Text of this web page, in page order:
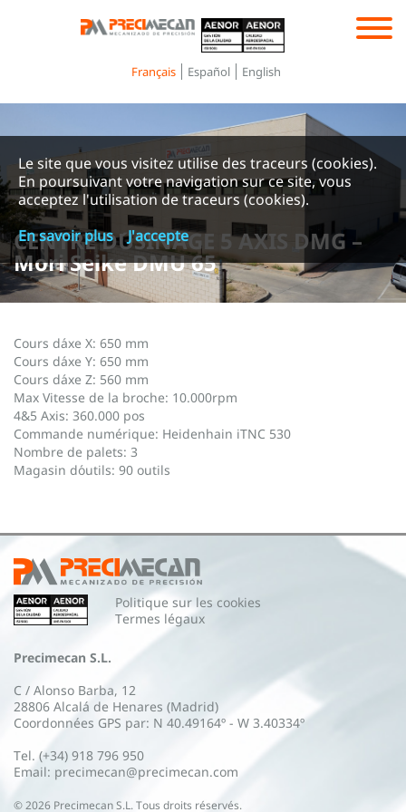
Français Español English
CENTRE D´USINAGE 5 AXIS DMG –
Mori Seike DMU 65
Cours d´axe X: 650 mm
Cours d´axe Y: 650 mm
Cours d´axe Z: 560 mm
Max Vitesse de la broche: 10.000rpm
4&5 Axis: 360.000 pos
Commande numérique: Heidenhain iTNC 530
Nombre de palets: 3
Magasin d´outils: 90 outils
Politique sur les cookies
Termes légaux
Precimecan S.L.
C / Alonso Barba, 12
28806 Alcalá de Henares (Madrid)
Coordonnées GPS par: N 40.49164º - W 3.40334º
Tel. (+34) 918 796 950
Email: precimecan@precimecan.com
©2026 Precimecan S.L. Tous droits réservés.
Le site que vous visitez utilise des traceurs (cookies).
En poursuivant votre navigation sur ce site, vous
acceptez l'utilisation de traceurs (cookies).
En savoir plus
J'accepte